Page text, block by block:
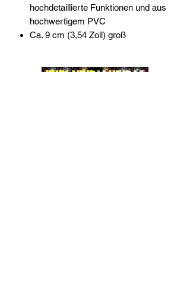
hochdetaillierte Funktionen und aus
hochwertigem PVC
Ca. 9 cm (3,54 Zoll) groß